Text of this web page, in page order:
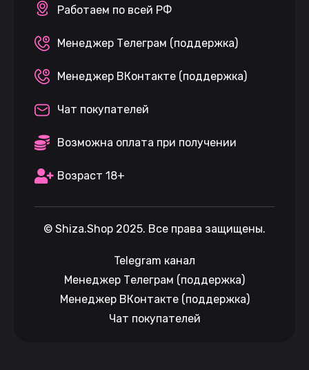
Работаем по всей РФ
Менеджер Телеграм (поддержка)
Менеджер ВКонтакте (поддержка)
Чат покупателей
Возможна оплата при получении
Возраст 18+
© Shiza.Shop 2025. Все права защищены.
Telegram канал
Менеджер Телеграм (поддержка)
Менеджер ВКонтакте (поддержка)
Чат покупателей